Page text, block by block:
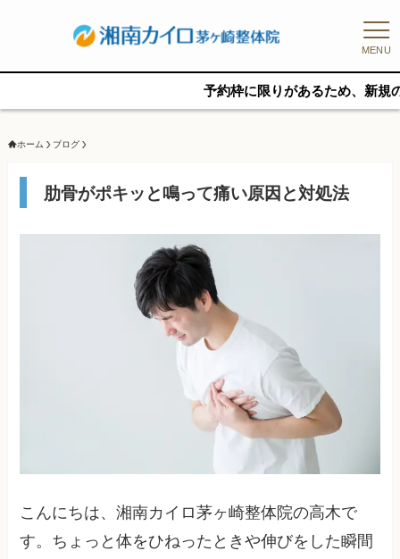
MENU
予約枠に限りがあるため、新規の予約をご
ホーム ブログ
肋骨がポキッと鳴って痛い原因と対処法
こんにちは、湘南カイロ茅ヶ崎整体院の高木で
す。ちょっと体をひねったときや伸びをした瞬間